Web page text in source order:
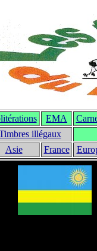
EMA
illégaux
Asie France